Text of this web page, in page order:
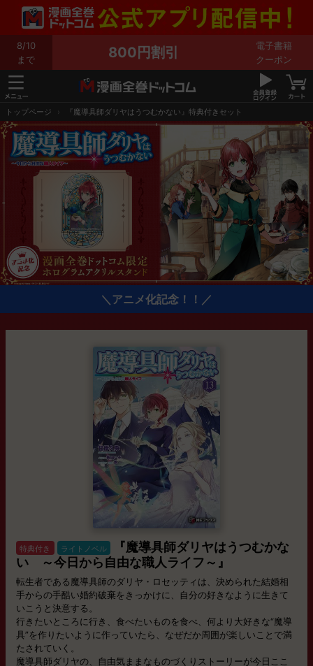
8/10
まで
800円割引
電子書籍
クーポン
トップページ 『魔導具師ダリヤはうつむかない』特典付きセット
＼アニメ化記念！！／
特典付き ライトノベル
『魔導具師ダリヤはうつむかな
い ～今日から自由な職人ライフ～』
転生者である魔導具師のダリヤ・ロセッティは、決められた結婚相
手からの手酷い婚約破棄をきっかけに、自分の好きなように生きて
いこうと決意する。
行きたいところに行き、食べたいものを食べ、何より大好きな“魔導
具”を作りたいように作っていたら、なぜだか周囲が楽しいことで満
たされていく。
魔導具師ダリヤの、自由気ままなものづくりストーリーが今日ここ